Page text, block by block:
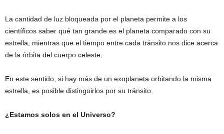
La cantidad de luz bloqueada por el planeta permite a los
científicos saber qué tan grande es el planeta comparado con su
estrella, mientras que el tiempo entre cada tránsito nos dice acerca
de la órbita del cuerpo celeste.
En este sentido, si hay más de un exoplaneta orbitando la misma
estrella, es posible distinguirlos por su tránsito.
¿Estamos solos en el Universo?